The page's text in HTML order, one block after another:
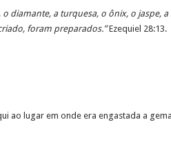
diamante, a turquesa, o ônix, o jaspe,
foram preparados.”Ezequiel 28:13.
ao lugar em onde era engastada a